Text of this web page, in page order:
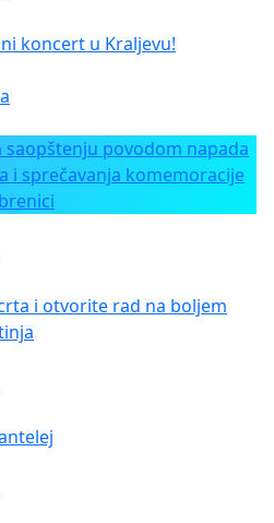
koncert u Kraljevu!
povodom napada
i sprečavanja komemoracije
i otvorite rad na boljem